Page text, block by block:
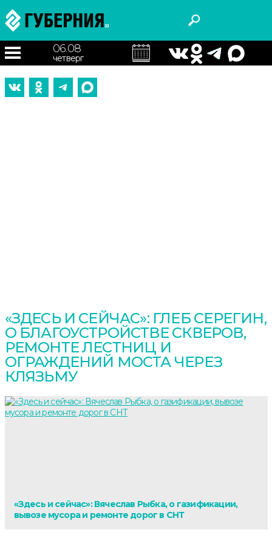
06.08
четверг
«ЗДЕСЬ И СЕЙЧАС»: ГЛЕБ СЕРЕГИН,
О БЛАГОУСТРОЙСТВЕ СКВЕРОВ,
РЕМОНТЕ ЛЕСТНИЦ И
ОГРАЖДЕНИЙ МОСТА ЧЕРЕЗ
КЛЯЗЬМУ
«Здесь и сейчас»: Вячеслав Рыбка, о газификации,
вывозе мусора и ремонте дорог в СНТ